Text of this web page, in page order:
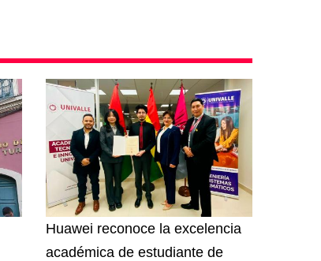
Huawei reconoce la excelencia
académica de estudiante de